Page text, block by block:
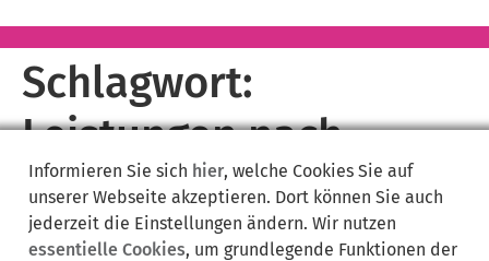
Schlagwort:
Leistungen nach
Berufskrankheit
Informieren Sie sich hier, welche Cookies Sie auf
unserer Webseite akzeptieren. Dort können Sie auch
jederzeit die Einstellungen ändern. Wir nutzen
essentielle Cookies, um grundlegende Funktionen der